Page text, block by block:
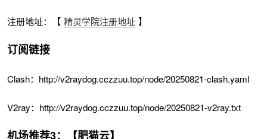
注册地址：【 精灵学院注册地址 】
订阅链接
Clash：http://v2raydog.cczzuu.top/node/20250821-clash.yaml
V2ray：http://v2raydog.cczzuu.top/node/20250821-v2ray.txt
机场推荐3：【肥猫云】